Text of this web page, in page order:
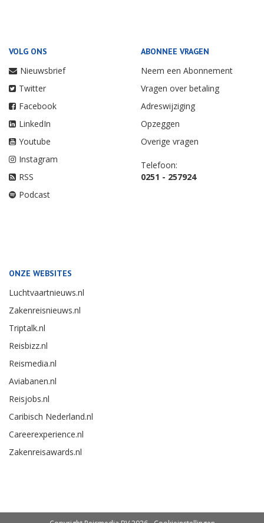
VOLG ONS
Nieuwsbrief
Twitter
Facebook
LinkedIn
Youtube
Instagram
RSS
Podcast
ABONNEE VRAGEN
Neem een Abonnement
Vragen over betaling
Adreswijziging
Opzeggen
Overige vragen
Telefoon:
0251 - 257924
ONZE WEBSITES
Luchtvaartnieuws.nl
Zakenreisnieuws.nl
Triptalk.nl
Reisbizz.nl
Reismedia.nl
Aviabanen.nl
Reisjobs.nl
Caribisch Nederland.nl
Careerexperience.nl
Zakenreisawards.nl